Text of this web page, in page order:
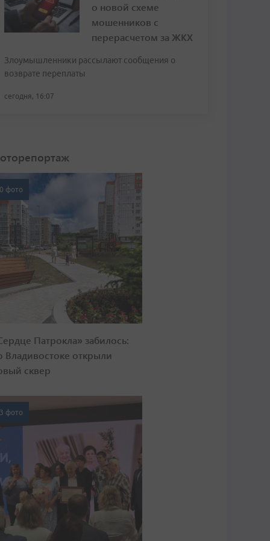
о новой схеме
мошенников с
перерасчетом за ЖКХ
Злоумышленники рассылают сообщения о
возврате переплаты
сегодня, 16:07
фото
Патрокла» забилось:
Владивостоке открыли
сквер
фото